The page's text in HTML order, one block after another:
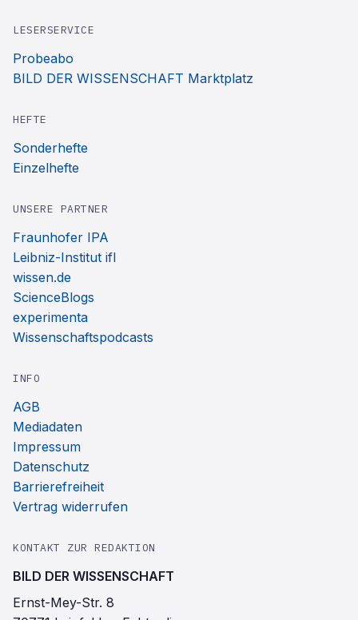
LESERSERVICE
Probeabo
BILD DER WISSENSCHAFT Marktplatz
HEFTE
Sonderhefte
Einzelhefte
UNSERE PARTNER
Fraunhofer IPA
Leibniz-Institut ifl
wissen.de
ScienceBlogs
experimenta
Wissenschaftspodcasts
INFO
AGB
Mediadaten
Impressum
Datenschutz
Barrierefreiheit
Vertrag widerrufen
KONTAKT ZUR REDAKTION
BILD DER WISSENSCHAFT
Ernst-Mey-Str. 8